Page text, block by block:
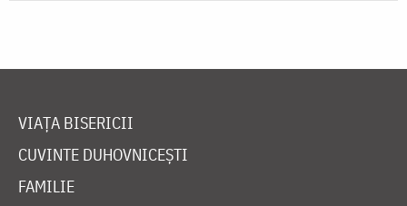
VIAȚA BISERICII
CUVINTE DUHOVNICEȘTI
FAMILIE